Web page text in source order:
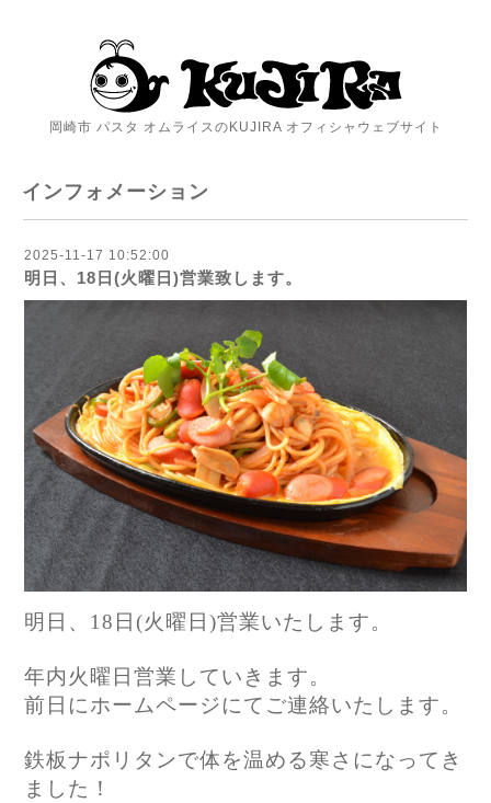
岡崎市 パスタ オムライスのKUJIRA オフィシャウェブサイト
インフォメーション
2025-11-17 10:52:00
明日、18日(火曜日)営業致します。
明日、18日(火曜日)営業いたします。
年内火曜日営業していきます。
前日にホームページにてご連絡いたします。
鉄板ナポリタンで体を温める寒さになってき
ました！